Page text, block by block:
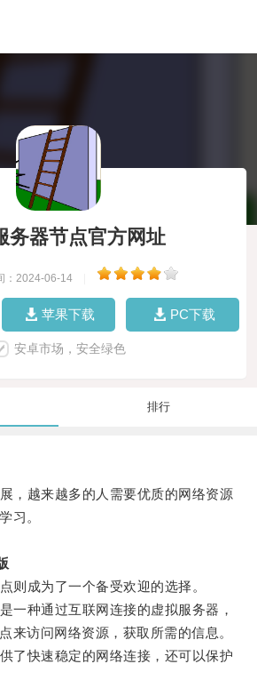
务器节点官方网址
：2024-06-14
苹果下载 PC下载
安卓市场，安全绿色
排行
越来越多的人需要优质的网络资源
习。
成为了一个备受欢迎的选择。
种通过互联网连接的虚拟服务器，
来访问网络资源，获取所需的信息。
快速稳定的网络连接，还可以保护